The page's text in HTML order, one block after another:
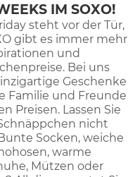
IM SOXO!
steht vor der Tür,
gibt es immer mehr
und
Bei uns
Geschenke
Familie und Freunde
Preisen. Lassen Sie
nicht
Socken, weiche
warme
Mützen oder